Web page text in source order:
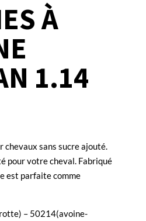
À
1.14
chevaux sans sucre ajouté.
pour votre cheval. Fabriqué
est parfaite comme
– 50214(avoine-